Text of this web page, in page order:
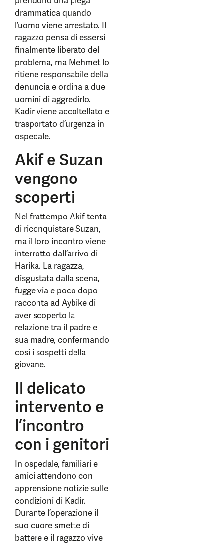
drammatica quando
l’uomo viene arrestato. Il
ragazzo pensa di essersi
finalmente liberato del
problema, ma Mehmet lo
ritiene responsabile della
denuncia e ordina a due
uomini di aggredirlo.
Kadir viene accoltellato e
trasportato d’urgenza in
ospedale.
Akif e Suzan
vengono
scoperti
Nel frattempo Akif tenta
di riconquistare Suzan,
ma il loro incontro viene
interrotto dall’arrivo di
Harika. La ragazza,
disgustata dalla scena,
fugge via e poco dopo
racconta ad Aybike di
aver scoperto la
relazione tra il padre e
sua madre, confermando
così i sospetti della
giovane.
Il delicato
intervento e
l’incontro
con i genitori
In ospedale, familiari e
amici attendono con
apprensione notizie sulle
condizioni di Kadir.
Durante l’operazione il
suo cuore smette di
battere e il ragazzo vive